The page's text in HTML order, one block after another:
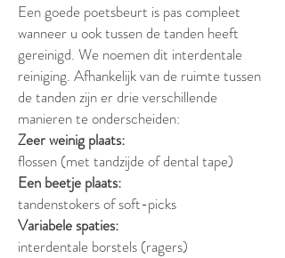
Een goede poetsbeurt is pas compleet
wanneer u ook tussen de tanden heeft
gereinigd. We noemen dit interdentale
reiniging. Afhankelijk van de ruimte tussen
de tanden zijn er drie verschillende
manieren te onderscheiden:
Zeer weinig plaats:
flossen (met tandzijde of dental tape)
Een beetje plaats:
tandenstokers of soft-picks
Variabele spaties:
interdentale borstels (ragers)